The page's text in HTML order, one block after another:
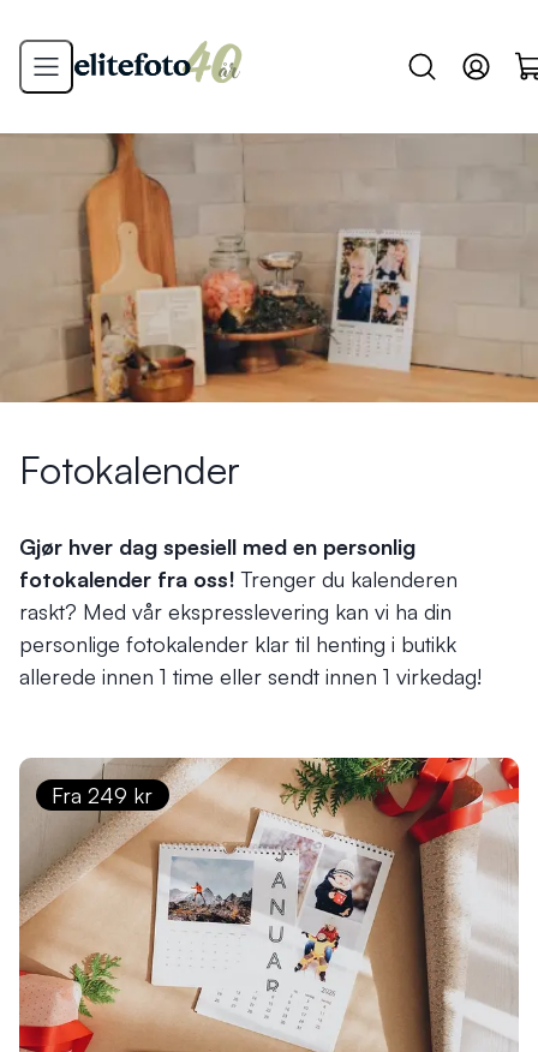
Fotokalender
Gjør hver dag spesiell med en personlig
fotokalender fra oss!Trenger du kalenderen
raskt? Med vår ekspresslevering kan vi ha din
personlige fotokalender klar til henting i butikk
allerede innen 1 time eller sendt innen 1 virkedag!
Fra 249 kr